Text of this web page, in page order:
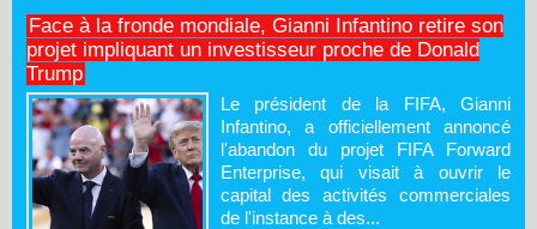
Face à la fronde mondiale, Gianni Infantino retire son
projet impliquant un investisseur proche de Donald
Trump
Le président de la FIFA, Gianni
Infantino, a officiellement annoncé
l'abandon du projet FIFA Forward
Enterprise, qui visait à ouvrir le
capital des activités commerciales
de l'instance à des...